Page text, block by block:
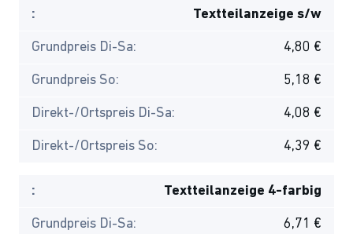
: Textteilanzeige s/w
Grundpreis Di-Sa: 4,80 €
Grundpreis So: 5,18 €
Direkt-/Ortspreis Di-Sa: 4,08 €
Direkt-/Ortspreis So: 4,39 €
: Textteilanzeige 4-farbig
Grundpreis Di-Sa: 6,71 €